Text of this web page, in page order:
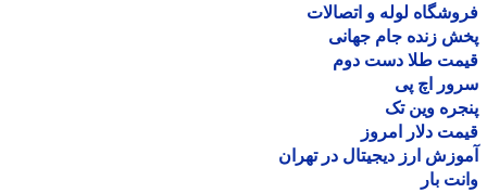
لوله و اتصالات
زنده جام جهانی
طلا دست دوم
اچ پی
وین تک
دلار امروز
ارز دیجیتال در تهران
بار